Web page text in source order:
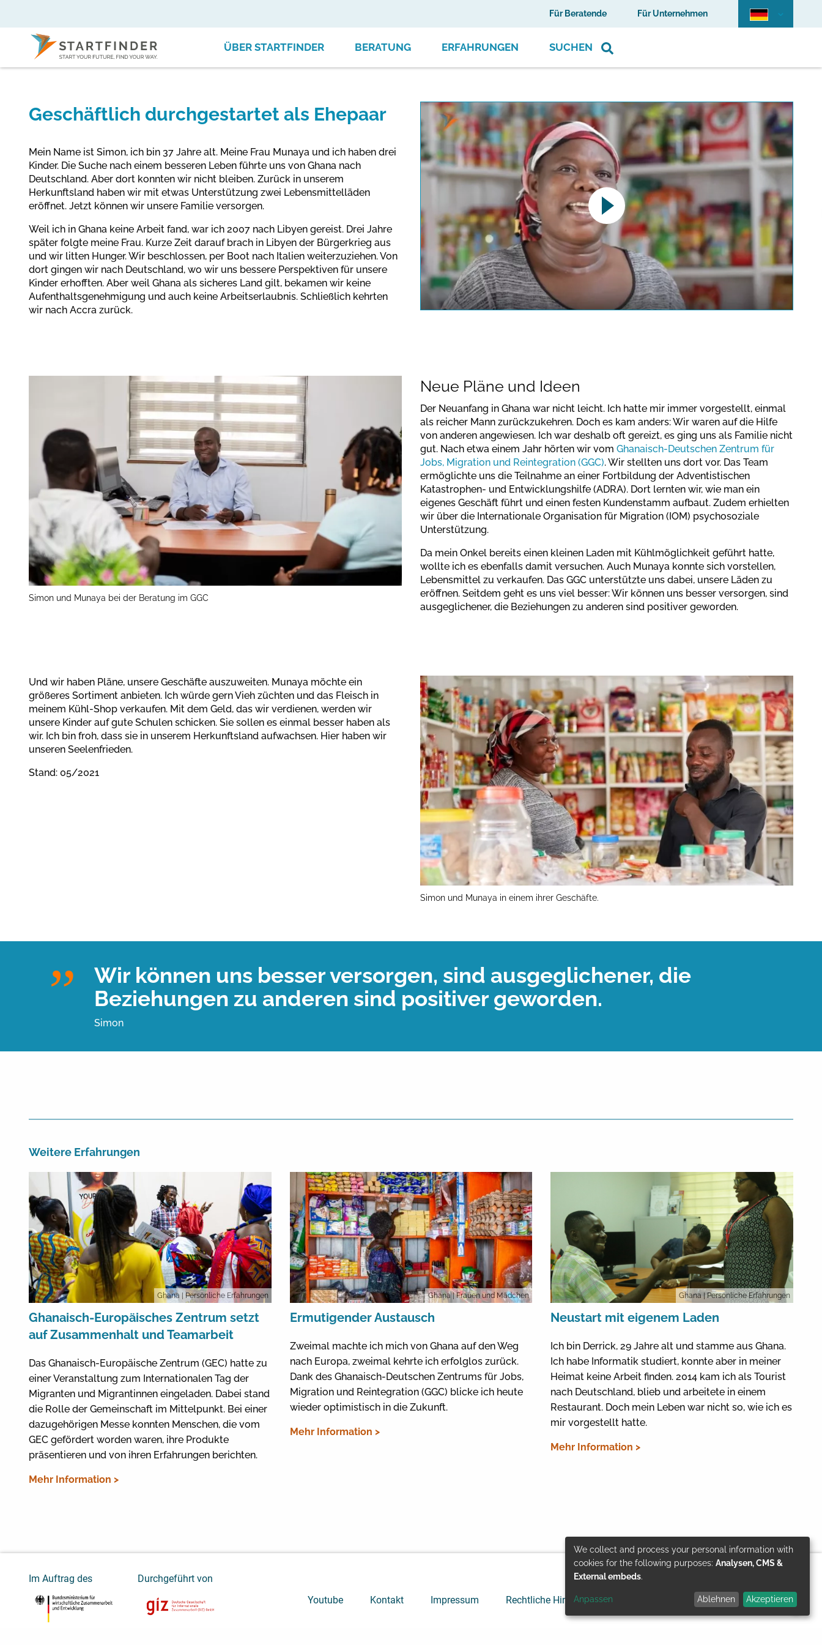
Für Beratende Für Unternehmen
ÜBER STARTFINDER BERATUNG ERFAHRUNGEN SUCHEN
This link opens a YouTube video. Please
note the data protection regulations valid
for this site.
Geschäftlich durchgestartet als Ehepaar
Mein Name ist Simon, ich bin 37 Jahre alt. Meine Frau Munaya und ich haben drei
Kinder. Die Suche nach einem besseren Leben führte uns von Ghana nach
Deutschland. Aber dort konnten wir nicht bleiben. Zurück in unserem
Herkunftsland haben wir mit etwas Unterstützung zwei Lebensmittelläden
eröffnet. Jetzt können wir unsere Familie versorgen.
Weil ich in Ghana keine Arbeit fand, war ich 2007 nach Libyen gereist. Drei Jahre
später folgte meine Frau. Kurze Zeit darauf brach in Libyen der Bürgerkrieg aus
und wir litten Hunger. Wir beschlossen, per Boot nach Italien weiterzuziehen. Von
dort gingen wir nach Deutschland, wo wir uns bessere Perspektiven für unsere
Kinder erhofften. Aber weil Ghana als sicheres Land gilt, bekamen wir keine
Aufenthaltsgenehmigung und auch keine Arbeitserlaubnis. Schließlich kehrten
wir nach Accra zurück.
Simon und Munaya bei der Beratung im GGC
Neue Pläne und Ideen
Der Neuanfang in Ghana war nicht leicht. Ich hatte mir immer vorgestellt, einmal
als reicher Mann zurückzukehren. Doch es kam anders: Wir waren auf die Hilfe
von anderen angewiesen. Ich war deshalb oft gereizt, es ging uns als Familie nicht
gut. Nach etwa einem Jahr hörten wir vom Ghanaisch-Deutschen Zentrum für
Jobs, Migration und Reintegration (GGC). Wir stellten uns dort vor. Das Team
ermöglichte uns die Teilnahme an einer Fortbildung der Adventistischen
Katastrophen- und Entwicklungshilfe (ADRA). Dort lernten wir, wie man ein
eigenes Geschäft führt und einen festen Kundenstamm aufbaut. Zudem erhielten
wir über die Internationale Organisation für Migration (IOM) psychosoziale
Unterstützung.
Da mein Onkel bereits einen kleinen Laden mit Kühlmöglichkeit geführt hatte,
wollte ich es ebenfalls damit versuchen. Auch Munaya konnte sich vorstellen,
Lebensmittel zu verkaufen. Das GGC unterstützte uns dabei, unsere Läden zu
eröffnen. Seitdem geht es uns viel besser: Wir können uns besser versorgen, sind
ausgeglichener, die Beziehungen zu anderen sind positiver geworden.
Simon und Munaya in einem ihrer Geschäfte.
Und wir haben Pläne, unsere Geschäfte auszuweiten. Munaya möchte ein
größeres Sortiment anbieten. Ich würde gern Vieh züchten und das Fleisch in
meinem Kühl-Shop verkaufen. Mit dem Geld, das wir verdienen, werden wir
unsere Kinder auf gute Schulen schicken. Sie sollen es einmal besser haben als
wir. Ich bin froh, dass sie in unserem Herkunftsland aufwachsen. Hier haben wir
unseren Seelenfrieden.
Stand: 05/2021
Wir können uns besser versorgen, sind ausgeglichener, die
Beziehungen zu anderen sind positiver geworden.
Simon
Weitere Erfahrungen
Ghana | Persönliche Erfahrungen
Ghanaisch-Europäisches Zentrum setzt
auf Zusammenhalt und Teamarbeit
Das Ghanaisch-Europäische Zentrum (GEC) hatte zu
einer Veranstaltung zum Internationalen Tag der
Migranten und Migrantinnen eingeladen. Dabei stand
die Rolle der Gemeinschaft im Mittelpunkt. Bei einer
dazugehörigen Messe konnten Menschen, die vom
GEC gefördert worden waren, ihre Produkte
präsentieren und von ihren Erfahrungen berichten.
Mehr Information >
Ghana| Frauen und Mädchen
Ermutigender Austausch
Zweimal machte ich mich von Ghana auf den Weg
nach Europa, zweimal kehrte ich erfolglos zurück.
Dank des Ghanaisch-Deutschen Zentrums für Jobs,
Migration und Reintegration (GGC) blicke ich heute
wieder optimistisch in die Zukunft.
Mehr Information >
Ghana | Persönliche Erfahrungen
Neustart mit eigenem Laden
Ich bin Derrick, 29 Jahre alt und stamme aus Ghana.
Ich habe Informatik studiert, konnte aber in meiner
Heimat keine Arbeit finden. 2014 kam ich als Tourist
nach Deutschland, blieb und arbeitete in einem
Restaurant. Doch mein Leben war nicht so, wie ich es
mir vorgestellt hatte.
Mehr Information >
Im Auftrag des
Durchgeführt von
Youtube
Kontakt Impressum Rechtliche Hinweise © GIZ 2024
Use
of
personal
We collect and process your personal information with
cookies for the following purposes: Analysen, CMS &
External embeds.
Anpassen Ablehnen Akzeptieren